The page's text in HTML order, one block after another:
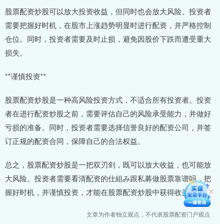
股票配资炒股可以放大投资收益，但同时也会放大风险。投资者
需要把握好时机，在股市上涨趋势明显时进行配资，并严格控制
仓位。同时，投资者需要及时止损，避免因股价下跌而遭受重大
损失。
**谨慎投资**
股票配资炒股是一种高风险投资方式，不适合所有投资者。投资
者在进行配资炒股之前，需要评估自己的风险承受能力，并做好
亏损的准备。同时，投资者需要选择信誉良好的配资公司，并签
订正规的配资合同，保障自己的合法权益。
总之，股票配资炒股是一把双刃剑，既可以放大收益，也可能放
大风险。投资者需要看清配资的仕組み跟私募做股票靠谱吗，把
握好时机，并谨慎投资，才能在股票配资炒股中获得收益。
文章为作者独立观点，不代表股票配资门户观点